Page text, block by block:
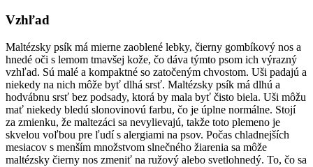
Vzhľad
Maltézsky psík má mierne zaoblené lebky, čierny gombíkový nos a
hnedé oči s lemom tmavšej kože, čo dáva týmto psom ich výrazný
vzhľad. Sú malé a kompaktné so zatočeným chvostom. Uši padajú a
niekedy na nich môže byť dlhá srsť. Maltézsky psík má dlhú a
hodvábnu srsť bez podsady, ktorá by mala byť čisto biela. Uši môžu
mať niekedy bledú slonovinovú farbu, čo je úplne normálne. Stojí
za zmienku, že maltezáci sa nevylievajú, takže toto plemeno je
skvelou voľbou pre ľudí s alergiami na psov. Počas chladnejších
mesiacov s menším množstvom slnečného žiarenia sa môže
maltézsky čierny nos zmeniť na ružový alebo svetlohnedý. To, čo sa